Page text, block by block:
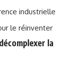
industrielle
le réinventer
la